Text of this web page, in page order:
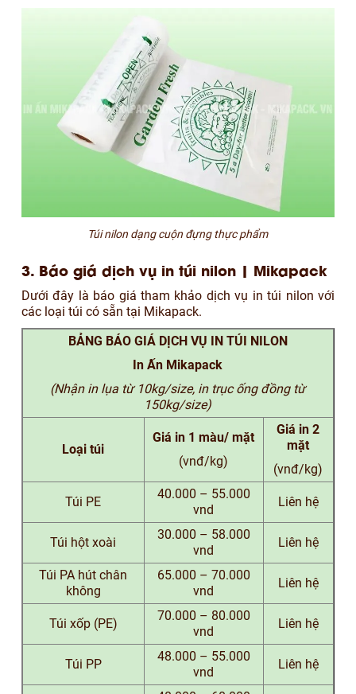
Túi nilon dạng cuộn đựng thực phẩm
3. Báo giá dịch vụ in túi nilon | Mikapack
Dưới đây là báo giá tham khảo dịch vụ in túi nilon với
các loại túi có sẵn tại Mikapack.
BẢNG BÁO GIÁ DỊCH VỤ IN TÚI NILON
In Ấn Mikapack
(Nhận in lụa từ 10kg/size, in trục ống đồng từ
150kg/size)
Loại túi
Giá in 1 màu/ mặt
(vnđ/kg)
Giá in 2
mặt
(vnđ/kg)
Túi PE
40.000 – 55.000
vnd
Liên hệ
Túi hột xoài
30.000 – 58.000
vnd
Liên hệ
Túi PA hút chân
không
65.000 – 70.000
vnd
Liên hệ
Túi xốp (PE)
70.000 – 80.000
vnd
Liên hệ
Túi PP
48.000 – 55.000
vnd
Liên hệ